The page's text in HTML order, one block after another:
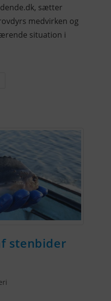
sætter
medvirken og
situation i
stenbider